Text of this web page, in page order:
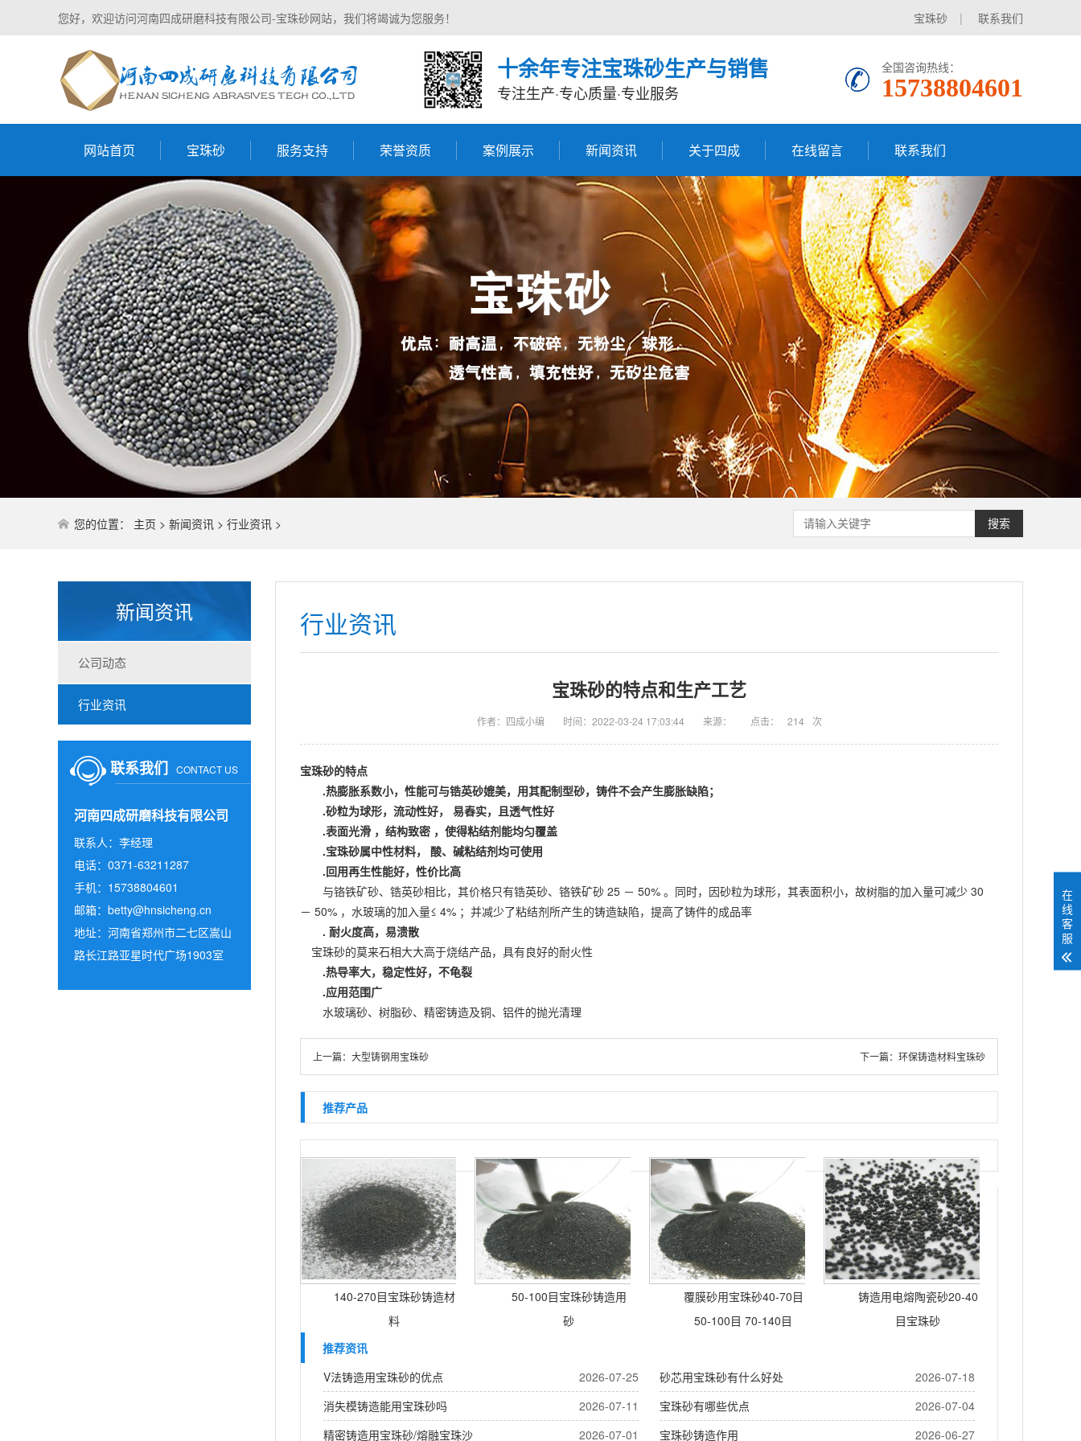
宝珠砂 | 联系我们
您好，欢迎访问河南四成研磨科技有限公司-宝珠砂网站，我们将竭诚为您服务！
十余年专注宝珠砂生产与销售
专注生产·专心质量·专业服务
全国咨询热线：
15738804601
网站首页 宝珠砂 服务支持 荣誉资质 案例展示 新闻资讯 关于四成 在线留言 联系我们
搜索
您的位置： 主页 > 新闻资讯 > 行业资讯 >
新闻资讯
公司动态
行业资讯
联系我们 CONTACT US
河南四成研磨科技有限公司
联系人：李经理
电话：0371-63211287
手机：15738804601
邮箱： betty@hnsicheng.cn
地址：河南省郑州市二七区嵩山
路长江路亚星时代广场1903室
行业资讯
宝珠砂的特点和生产工艺
作者：四成小编 时间：2022-03-24 17:03:44 来源： 点击： 214 次
宝珠砂的特点
.热膨胀系数小，性能可与锆英砂媲美，用其配制型砂，铸件不会产生膨胀缺陷；
.砂粒为球形，流动性好， 易舂实，且透气性好
.表面光滑 ，结构致密 ，使得粘结剂能均匀覆盖
.宝珠砂属中性材料， 酸、碱粘结剂均可使用
.回用再生性能好，性价比高
与铬铁矿砂、锆英砂相比，其价格只有锆英砂、铬铁矿砂 25 － 50% 。同时，因砂粒为球形，其表面积小，故树脂的加入量可减少 30
－ 50% ，水玻璃的加入量≤ 4% ；并减少了粘结剂所产生的铸造缺陷，提高了铸件的成品率
. 耐火度高，易溃散
宝珠砂的莫来石相大大高于烧结产品，具有良好的耐火性
.热导率大，稳定性好，不龟裂
.应用范围广
水玻璃砂、树脂砂、精密铸造及铜、铝件的抛光清理
上一篇： 大型铸钢用宝珠砂 下一篇： 环保铸造材料宝珠砂
推荐产品
140-270目宝珠砂铸造材
料
50-100目宝珠砂铸造用
砂
覆膜砂用宝珠砂40-70目
50-100目 70-140目
铸造用电熔陶瓷砂20-40
目宝珠砂
推荐资讯
2026-07-25
V法铸造用宝珠砂的优点 2026-07-18
砂芯用宝珠砂有什么好处
2026-07-11
消失模铸造能用宝珠砂吗 2026-07-04
宝珠砂有哪些优点
2026-07-01
精密铸造用宝珠砂/熔融宝珠沙 2026-06-27
宝珠砂铸造作用
在
线
客
服